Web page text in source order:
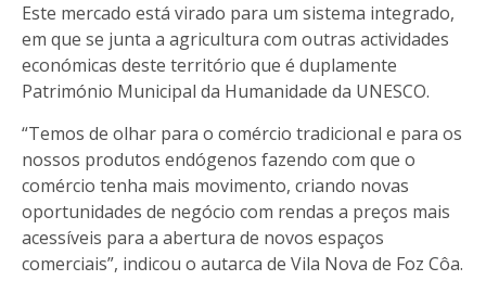
Este mercado está virado para um sistema integrado,
em que se junta a agricultura com outras actividades
económicas deste território que é duplamente
Património Municipal da Humanidade da UNESCO.
“Temos de olhar para o comércio tradicional e para os
nossos produtos endógenos fazendo com que o
comércio tenha mais movimento, criando novas
oportunidades de negócio com rendas a preços mais
acessíveis para a abertura de novos espaços
comerciais”, indicou o autarca de Vila Nova de Foz Côa.